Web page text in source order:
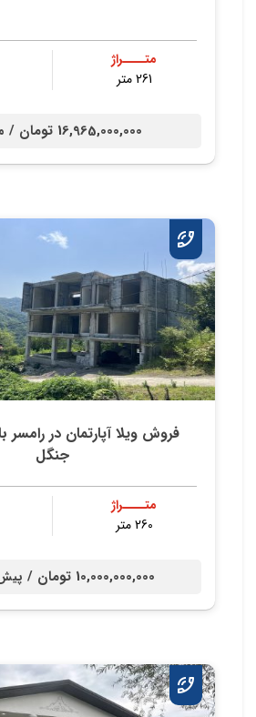
متــــراژ
261 متر
16,965,000,000 تومان /
فروش ویلا آپارتمان در رامسر
جنگل
متــــراژ
260 متر
10,000,000,000 تومان /